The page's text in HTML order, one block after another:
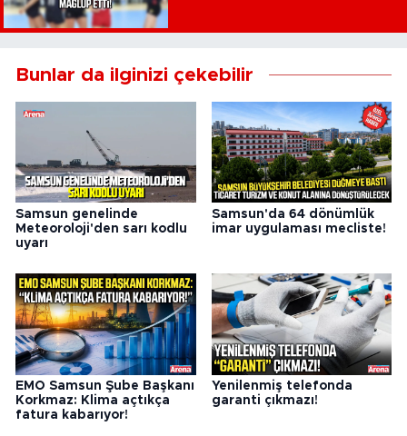
Bunlar da ilginizi çekebilir
Samsun genelinde
Meteoroloji'den sarı kodlu
uyarı
Samsun'da 64 dönümlük
imar uygulaması mecliste!
EMO Samsun Şube Başkanı
Korkmaz: Klima açtıkça
fatura kabarıyor!
Yenilenmiş telefonda
garanti çıkmazı!